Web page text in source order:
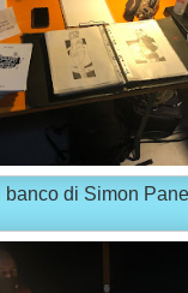
Il banco di Simon